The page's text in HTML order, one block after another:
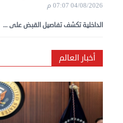
04/08/2026 07:07 م
الداخلية تكشف تفاصيل القبض على ...
أخبار العالم